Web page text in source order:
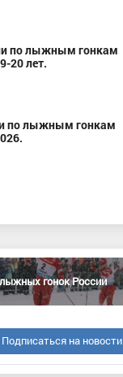
по лыжным гонкам
20 лет.
по лыжным гонкам
гонок России
Подписаться на новости